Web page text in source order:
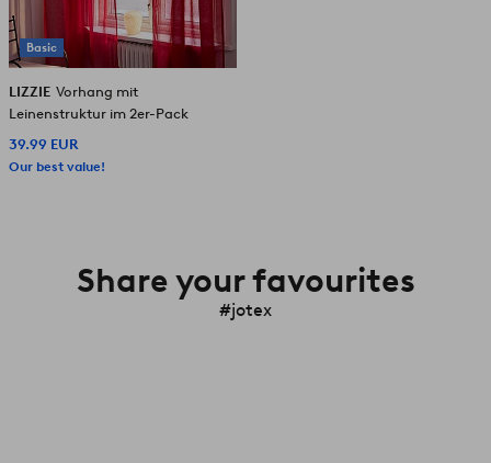
Basic
LIZZIE Vorhang mit
Leinenstruktur im 2er-Pack
39.99 EUR
Our best value!
Share your favourites
#jotex